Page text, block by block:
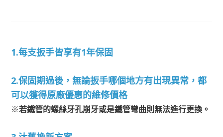
1.每支扳手皆享有1年保固
2.保固期過後，無論扳手哪個地方有出現異常，都
可以獲得原廠優惠的維修價格
※若鐵管的螺絲牙孔崩牙或是鐵管彎曲則無法進行更換。